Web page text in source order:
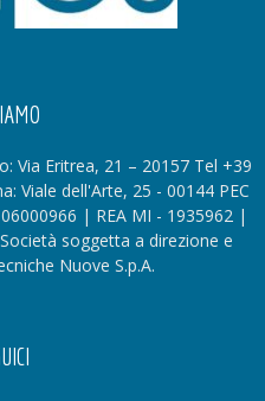
Via Eritrea, 21 – 20157 Tel +39
Viale dell'Arte, 25 - 00144 PEC
| REA MI - 1935962 |
soggetta a direzione e
Nuove S.p.A.